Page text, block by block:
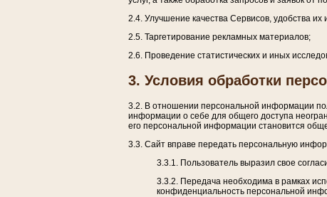
2.4. Улучшение качества Сервисов, удобства
2.5. Таргетирование рекламных материалов;
2.6. Проведение статистических и иных
3. Условия обработки
3.2. В отношении персональной информации
информации о себе для общего доступа
его персональной информации становится
3.3. Сайт вправе передать персональную
3.3.1. Пользователь выразил свое
3.3.2. Передача необходима в рамках
конфиденциальность персональной